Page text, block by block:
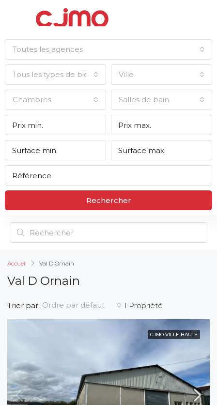
Toutes les agences
Tous les types de biens Ville
Chambres Salles de bain
Rechercher
Accueil Val D Ornain
Val D Ornain
1 Propriété
Trier par: Ordre par défaut
CJMO VILLE HAUTE